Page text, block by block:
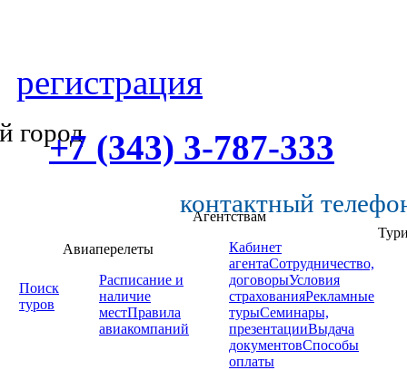
регистрация
город
+7 (343) 3-787-333
контактный
Поиск
туров
Авиаперелеты
Расписание и
наличие
местПравила
авиакомпаний
Агентствам
Кабинет
агентаСотрудничество,
договорыУсловия
страхованияРекламные
турыСеминары,
презентацииВыдача
документовСпособы
оплаты